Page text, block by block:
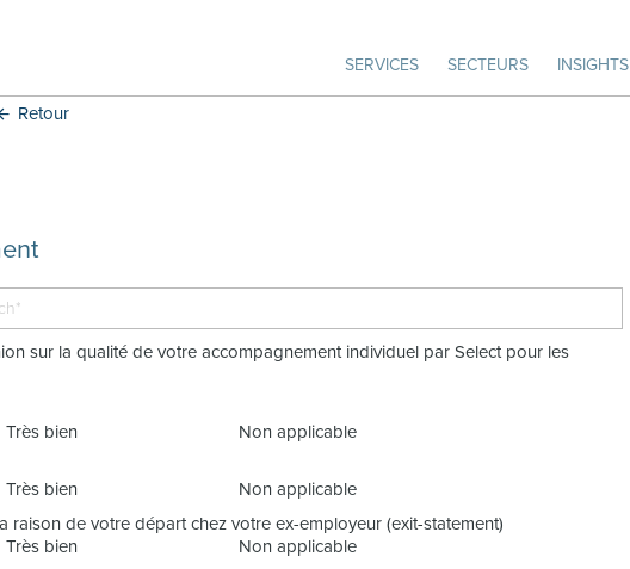
SERVICES SECTEURS INSIGHTS
Retour
sur la qualité de votre accompagnement individuel par Select pour les
Très bien
Non applicable
Très bien
Non applicable
raison de votre départ chez votre ex-employeur (exit-statement)
Très bien
Non applicable